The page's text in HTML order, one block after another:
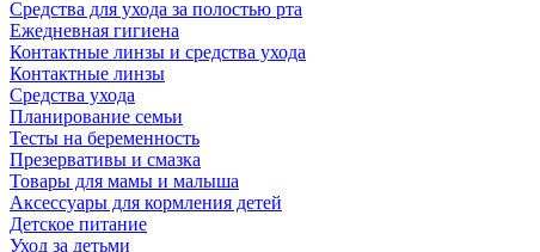
Средства для ухода за полостью рта
Ежедневная гигиена
Контактные линзы и средства ухода
Контактные линзы
Средства ухода
Планирование семьи
Тесты на беременность
Презервативы и смазка
Товары для мамы и малыша
Аксессуары для кормления детей
Детское питание
Уход за детьми